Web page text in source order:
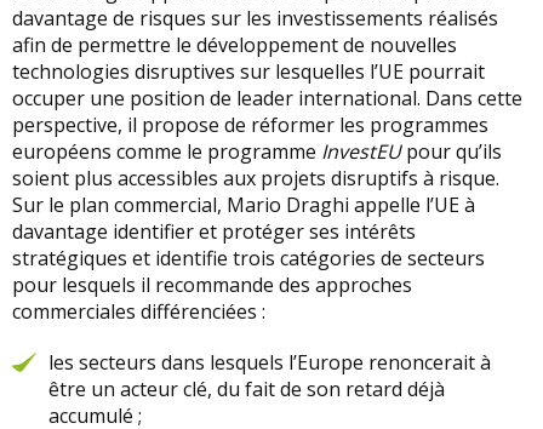
davantage de risques sur les investissements réalisés
afin de permettre le développement de nouvelles
technologies disruptives sur lesquelles l’UE pourrait
occuper une position de leader international. Dans cette
perspective, il propose de réformer les programmes
européens comme le programme InvestEUpour qu’ils
soient plus accessibles aux projets disruptifs à risque.
Sur le plan commercial, Mario Draghi appelle l’UE à
davantage identifier et protéger ses intérêts
stratégiques et identifie trois catégories de secteurs
pour lesquels il recommande des approches
commerciales différenciées :
les secteurs dans lesquels l’Europe renoncerait à
être un acteur clé, du fait de son retard déjà
accumulé ;